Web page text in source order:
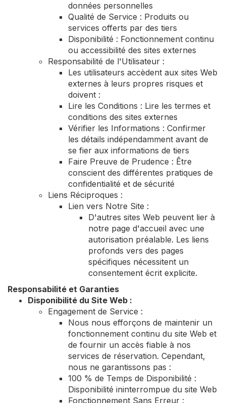
données personnelles
Qualité de Service : Produits ou
services offerts par des tiers
Disponibilité : Fonctionnement continu
ou accessibilité des sites externes
Responsabilité de l'Utilisateur :
Les utilisateurs accèdent aux sites Web
externes à leurs propres risques et
doivent :
Lire les Conditions : Lire les termes et
conditions des sites externes
Vérifier les Informations : Confirmer
les détails indépendamment avant de
se fier aux informations de tiers
Faire Preuve de Prudence : Être
conscient des différentes pratiques de
confidentialité et de sécurité
Liens Réciproques :
Lien vers Notre Site :
D'autres sites Web peuvent lier à
notre page d'accueil avec une
autorisation préalable. Les liens
profonds vers des pages
spécifiques nécessitent un
consentement écrit explicite.
Responsabilité et Garanties
Disponibilité du Site Web :
Engagement de Service :
Nous nous efforçons de maintenir un
fonctionnement continu du site Web et
de fournir un accès fiable à nos
services de réservation. Cependant,
nous ne garantissons pas :
100 % de Temps de Disponibilité :
Disponibilité ininterrompue du site Web
Fonctionnement Sans Erreur :